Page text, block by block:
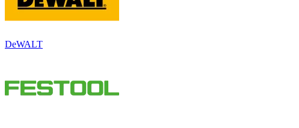
DeWALT